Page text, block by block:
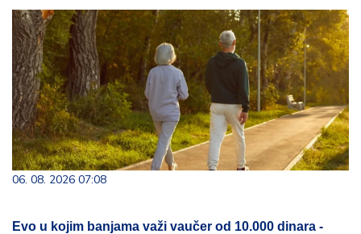
06. 08. 2026 07:08
Evo u kojim banjama važi vaučer od 10.000 dinara -